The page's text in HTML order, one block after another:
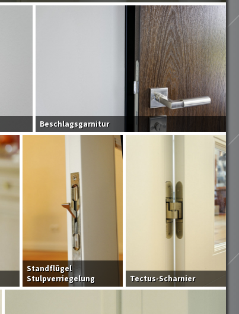
Beschlagsgarnitur
Standflügel
Stulpverriegelung
Tectus-Scharnier